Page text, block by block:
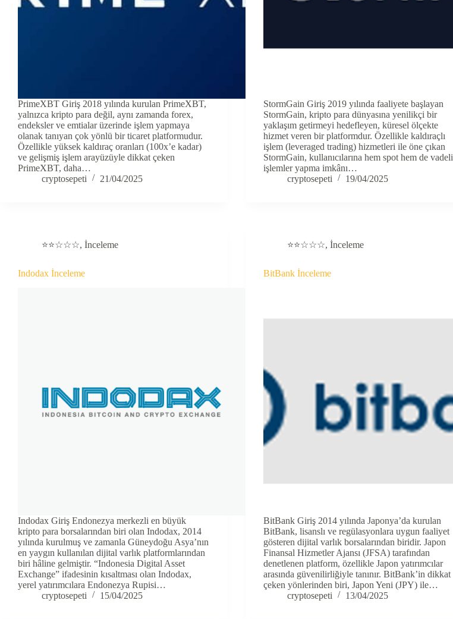
PrimeXBT Giriş 2018 yılında kurulan PrimeXBT,
yalnızca kripto para değil, aynı zamanda forex,
endeksler ve emtialar üzerinde işlem yapmaya
olanak tanıyan çok yönlü bir ticaret platformudur.
Özellikle yüksek kaldıraç oranları (100x’e kadar)
ve gelişmiş işlem arayüzüyle dikkat çeken
PrimeXBT, daha…
cryptosepeti
21/04/2025
StormGain Giriş 2019 yılında faaliyete başlayan
StormGain, kripto para dünyasına yenilikçi bir
yaklaşım getirmeyi hedefleyen, küresel ölçekte
hizmet veren bir platformdur. Özellikle kaldıraçlı
işlem (leveraged trading) hizmetleri ile öne çıkan
StormGain, kullanıcılarına hem spot hem de vadeli
işlemler yapma imkânı…
cryptosepeti
19/04/2025
⭐⭐☆☆☆, İnceleme
Indodax İnceleme
Indodax Giriş Endonezya merkezli en büyük
kripto para borsalarından biri olan Indodax, 2014
yılında kurulmuş ve zamanla Güneydoğu Asya’nın
en yaygın kullanılan dijital varlık platformlarından
biri hâline gelmiştir. “Indonesia Digital Asset
Exchange” ifadesinin kısaltması olan Indodax,
yerel yatırımcılara Endonezya Rupisi…
cryptosepeti
15/04/2025
⭐⭐☆☆☆,İnceleme
BitBank İnceleme
BitBank Giriş 2014 yılında Japonya’da kurulan
BitBank, lisanslı ve regülasyonlara uygun faaliyet
gösteren dijital varlık borsalarından biridir. Japon
Finansal Hizmetler Ajansı (JFSA) tarafından
denetlenen platform, özellikle Japon yatırımcılar
arasında güvenilirliğiyle tanınır. BitBank’in dikkat
çeken yönlerinden biri, Japon Yeni (JPY) ile…
cryptosepeti
13/04/2025